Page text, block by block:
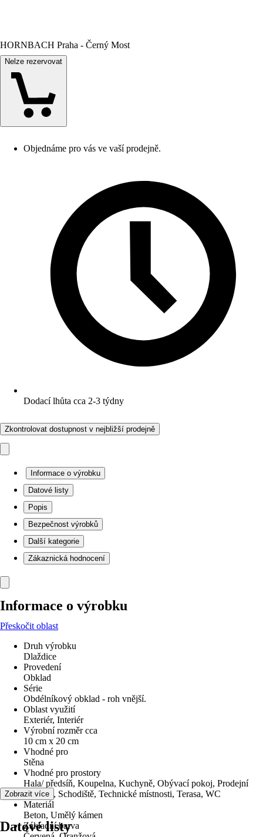
HORNBACH Praha - Černý Most
Nelze rezervovat
Objednáme pro vás ve vaší prodejně.
Dodací lhůta cca 2-3 týdny
Zkontrolovat dostupnost v nejbližší prodejně
Informace o výrobku
Datové listy
Popis
Bezpečnost výrobků
Další kategorie
Zákaznická hodnocení
Informace o výrobku
Přeskočit oblast
Druh výrobku
Dlaždice
Provedení
Obklad
Série
Obdélníkový obklad - roh vnější.
Oblast využití
Exteriér, Interiér
Výrobní rozměr cca
10 cm x 20 cm
Vhodné pro
Stěna
Vhodné pro prostory
Hala/ předsíň, Koupelna, Kuchyně, Obývací pokoj, Prodejní
prostory, Schodiště, Technické místnosti, Terasa, WC
Materiál
Beton, Umělý kámen
Základní barva
Zobrazit více
Datové listy